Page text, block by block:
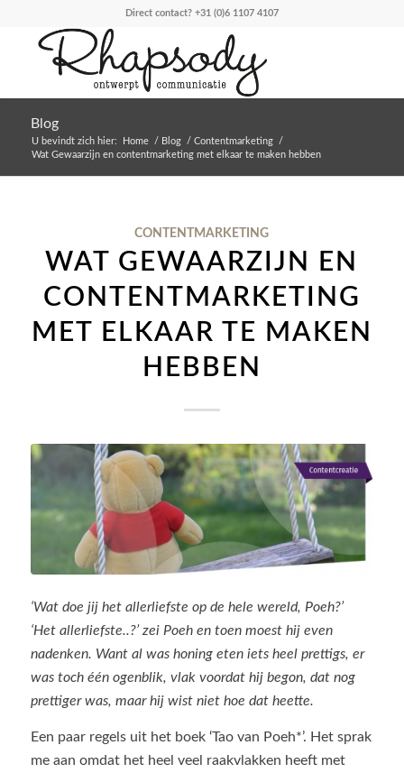
Direct contact? +31 (0)6 1107 4107
Blog
U bevindt zich hier: Home / Blog / Contentmarketing
/
Wat Gewaarzijn en contentmarketing met elkaar te maken hebben
CONTENTMARKETING
WAT GEWAARZIJN EN
CONTENTMARKETING
MET ELKAAR TE MAKEN
HEBBEN
‘Wat doe jij het allerliefste op de hele wereld, Poeh?’
‘Het allerliefste..?’ zei Poeh en toen moest hij even
nadenken. Want al was honing eten iets heel prettigs, er
was toch één ogenblik, vlak voordat hij begon, dat nog
prettiger was, maar hij wist niet hoe dat heette.
Een paar regels uit het boek ‘Tao van Poeh*’. Het sprak
me aan omdat het heel veel raakvlakken heeft met